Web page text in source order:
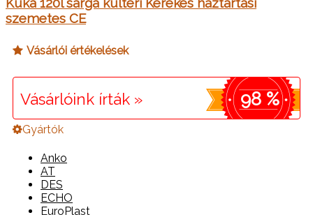
szemetes CE
Vásárlói értékelések
Vásárlóink írták » 98 %
Gyártók
Anko
AT
DES
ECHO
EuroPlast